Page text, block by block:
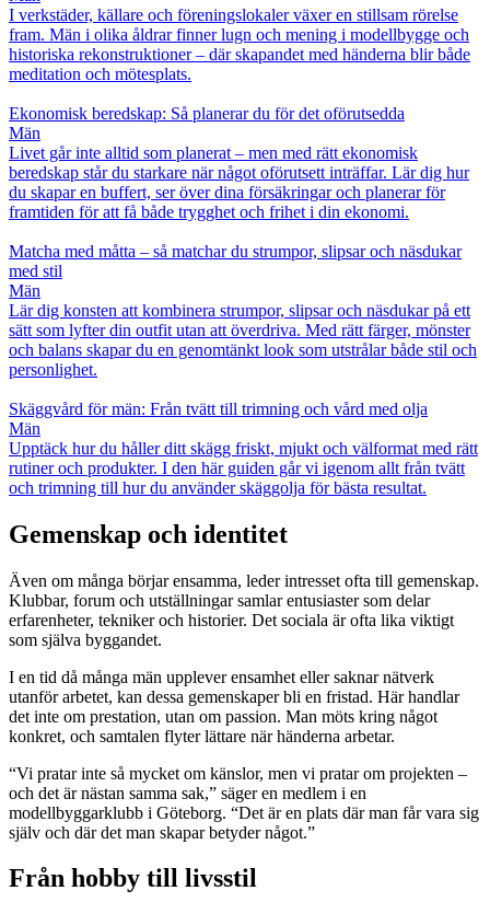
I verkstäder, källare och föreningslokaler växer en stillsam rörelse
fram. Män i olika åldrar finner lugn och mening i modellbygge och
historiska rekonstruktioner – där skapandet med händerna blir både
meditation och mötesplats.
Ekonomisk beredskap: Så planerar du för det oförutsedda
Män
Livet går inte alltid som planerat – men med rätt ekonomisk
beredskap står du starkare när något oförutsett inträffar. Lär dig hur
du skapar en buffert, ser över dina försäkringar och planerar för
framtiden för att få både trygghet och frihet i din ekonomi.
Matcha med måtta – så matchar du strumpor, slipsar och näsdukar
med stil
Män
Lär dig konsten att kombinera strumpor, slipsar och näsdukar på ett
sätt som lyfter din outfit utan att överdriva. Med rätt färger, mönster
och balans skapar du en genomtänkt look som utstrålar både stil och
personlighet.
Skäggvård för män: Från tvätt till trimning och vård med olja
Män
Upptäck hur du håller ditt skägg friskt, mjukt och välformat med rätt
rutiner och produkter. I den här guiden går vi igenom allt från tvätt
och trimning till hur du använder skäggolja för bästa resultat.
Gemenskap och identitet
Även om många börjar ensamma, leder intresset ofta till gemenskap.
Klubbar, forum och utställningar samlar entusiaster som delar
erfarenheter, tekniker och historier. Det sociala är ofta lika viktigt
som själva byggandet.
I en tid då många män upplever ensamhet eller saknar nätverk
utanför arbetet, kan dessa gemenskaper bli en fristad. Här handlar
det inte om prestation, utan om passion. Man möts kring något
konkret, och samtalen flyter lättare när händerna arbetar.
“Vi pratar inte så mycket om känslor, men vi pratar om projekten –
och det är nästan samma sak,” säger en medlem i en
modellbyggarklubb i Göteborg. “Det är en plats där man får vara sig
själv och där det man skapar betyder något.”
Från hobby till livsstil